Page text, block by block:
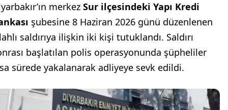
merkez Sur ilçesindeki Yapı Kredi
şubesine 8 Haziran 2026 günü düzenlenen
saldırıya ilişkin iki kişi tutuklandı. Saldırı
başlatılan polis operasyonunda şüpheliler
sürede yakalanarak adliyeye sevk edildi.